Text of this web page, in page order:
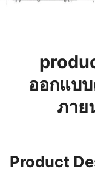
ออกแบ
ภาย
Product